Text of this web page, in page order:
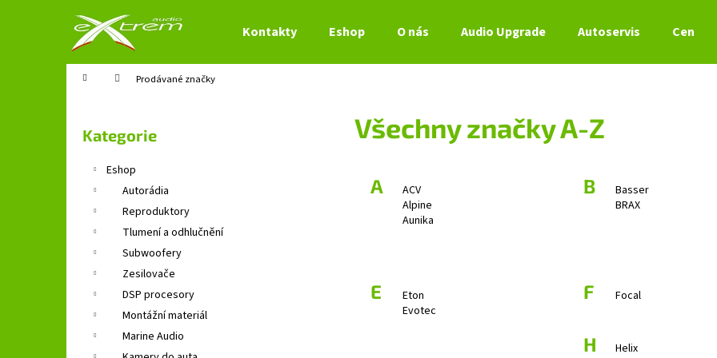
Kontakty Eshop O nás Audio Upgrade Autoservis Ceník
Domů Prodávané značky
Přeskočit
kategorie
Kategorie
Eshop
Autorádia
Reproduktory
Tlumení a odhlučnění
Subwoofery
Zesilovače
DSP procesory
Montážní materiál
Marine Audio
Všechny značky A-Z
A
ACV
Alpine
Aunika
B
Basser
BRAX
E
Eton
Evotec
F Focal
H
Helix
Zpět
Zpět
Doporučujeme